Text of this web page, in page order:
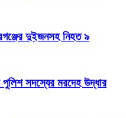
দুইজনসহ নিহত ৯
পুলিশ সদস্যের মরদেহ উদ্ধার